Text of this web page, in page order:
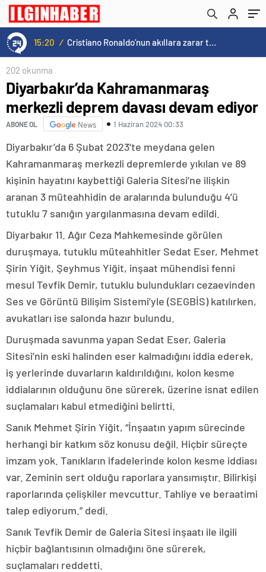
15:20 / Cristiano Ronaldo’nun akıllara zarar tüm kariyerinin istatistiğini çıkardık !
202 okunma
Diyarbakır’da Kahramanmaraş
merkezli deprem davası devam ediyor
ABONE OL News 1 Haziran 2024 00:33
Diyarbakır’da 6 Şubat 2023’te meydana gelen
Kahramanmaraş merkezli depremlerde yıkılan ve 89
kişinin hayatını kaybettiği Galeria Sitesi’ne ilişkin
aranan 3 müteahhidin de aralarında bulunduğu 4’ü
tutuklu 7 sanığın yargılanmasına devam edildi.
Diyarbakır 11. Ağır Ceza Mahkemesinde görülen
duruşmaya, tutuklu müteahhitler Sedat Eser, Mehmet
Şirin Yiğit, Şeyhmus Yiğit, inşaat mühendisi fenni
mesul Tevfik Demir, tutuklu bulundukları cezaevinden
Ses ve Görüntü Bilişim Sistemi’yle (SEGBİS) katılırken,
avukatları ise salonda hazır bulundu.
Duruşmada savunma yapan Sedat Eser, Galeria
Sitesi’nin eski halinden eser kalmadığını iddia ederek,
iş yerlerinde duvarların kaldırıldığını, kolon kesme
iddialarının olduğunu öne sürerek, üzerine isnat edilen
suçlamaları kabul etmediğini belirtti.
Sanık Mehmet Şirin Yiğit, “İnşaatın yapım sürecinde
herhangi bir katkım söz konusu değil. Hiçbir süreçte
imzam yok. Tanıkların ifadelerinde kolon kesme iddiası
var. Zeminin sert olduğu raporlara yansımıştır. Bilirkişi
raporlarında çelişkiler mevcuttur. Tahliye ve beraatimi
talep ediyorum.” dedi.
Sanık Tevfik Demir de Galeria Sitesi inşaatı ile ilgili
hiçbir bağlantısının olmadığını öne sürerek,
suçlamaları reddetti.